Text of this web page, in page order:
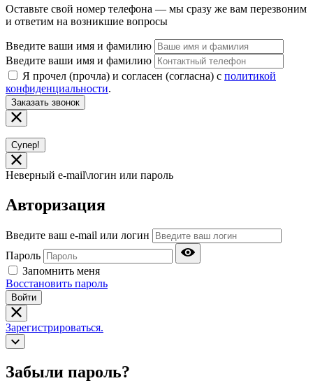
Оставьте свой номер телефона — мы сразу же вам перезвоним
и ответим на возникшие вопросы
Введите ваши имя и фамилию
Введите ваши имя и фамилию
Я прочел (прочла) и согласен (согласна) с политикой
конфиденциальности.
Заказать звонок
Супер!
Неверный e-mail\логин или пароль
Авторизация
Введите ваш e-mail или логин
Пароль
Запомнить меня
Восстановить пароль
Войти
Зарегистрироваться.
Забыли пароль?